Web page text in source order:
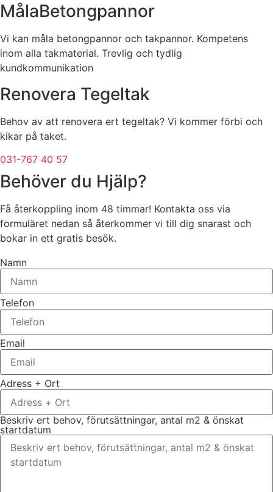
MålaBetongpannor
Vi kan måla betongpannor och takpannor. Kompetens
inom alla takmaterial. Trevlig och tydlig
kundkommunikation
Renovera Tegeltak
Behov av att renovera ert tegeltak? Vi kommer förbi och
kikar på taket.
031-767 40 57
Behöver du Hjälp?
Få återkoppling inom 48 timmar! Kontakta oss via
formuläret nedan så återkommer vi till dig snarast och
bokar in ett gratis besök.
Namn
Telefon
Email
Adress + Ort
Beskriv ert behov, förutsättningar, antal m2 & önskat
startdatum